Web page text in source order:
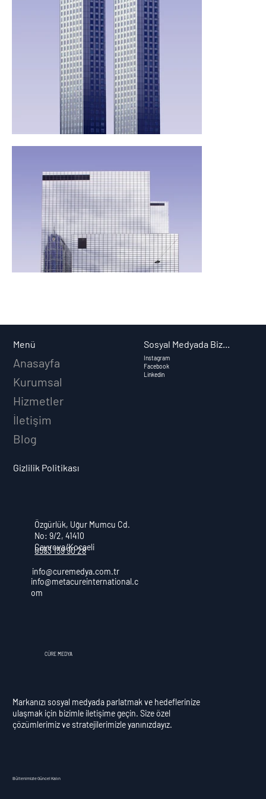
Menü
Anasayfa
Kurumsal
Hizmetler
İletişim
Blog
Gizlilik Politikası
Özgürlük, Uğur Mumcu Cd.
No: 9/2, 41410
Çayırova/Kocaeli
info@curemedya.com.tr
info@metacureinternational.c
om
0553 159 90 28
Sosyal Medyada Biz...
Instagram
Facebook
Linkedin
CÜRE MEDYA
Markanızı sosyal medyada parlatmak ve hedeflerinize
ulaşmak için bizimle iletişime geçin. Size özel
çözümlerimiz ve stratejilerimizle yanınızdayız.
Bültenimizle Güncel Kalın